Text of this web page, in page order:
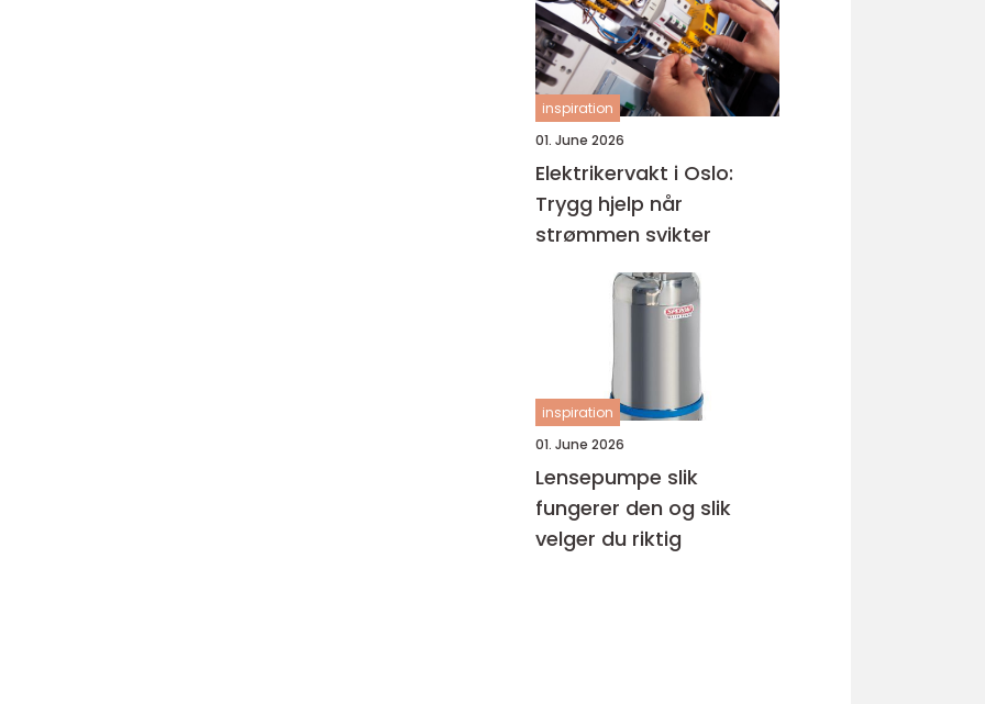
inspiration
01. June 2026
Elektrikervakt i Oslo:
Trygg hjelp når
strømmen svikter
inspiration
01. June 2026
Lensepumpe slik
fungerer den og slik
velger du riktig